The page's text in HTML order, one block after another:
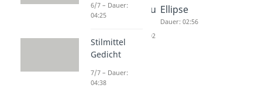
Enjambe Chiasmu
Dauer: 02:02
Ellipse
Dauer: 02:56
6/7 – Dauer:
04:25
Stilmittel
Gedicht
7/7 – Dauer:
04:38